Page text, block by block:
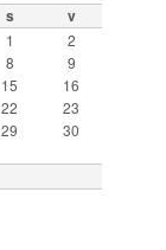
s v
1
2
8
9
15
16
22
23
29
30